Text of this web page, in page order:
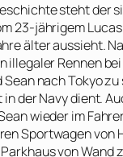
steht der
23-jährigem
älter aussieht.
illegaler Rennen
nach Tokyo
der Navy dient.
wieder im
Sportwagen von
von Wand